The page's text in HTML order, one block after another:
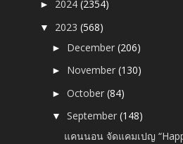
► 2024(2354)
▼ 2023(568)
► December(206)
► November(130)
►October(84)
▼September(148)
แคนนอน จัดแคมเปญ